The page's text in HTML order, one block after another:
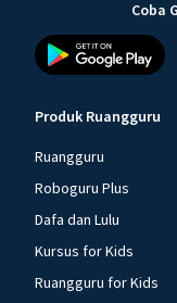
Coba
Produk Ruangguru
Ruangguru
Roboguru Plus
Dafa dan Lulu
Kursus for Kids
Ruangguru for Kids